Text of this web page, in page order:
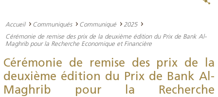
Accueil Communiqués Communiqué
2025
Cérémonie de remise des prix de la deuxième édition du Prix de Bank Al-
Maghrib pour la Recherche Economique et Financière
Cérémonie de remise des prix de la
deuxième édition du Prix de Bank Al-
Maghrib pour la Recherche